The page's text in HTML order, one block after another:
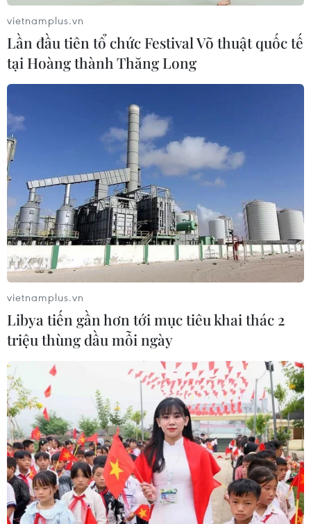
vietnamplus.vn
Lần đầu tiên tổ chức Festival Võ thuật quốc tế
tại Hoàng thành Thăng Long
vietnamplus.vn
Libya tiến gần hơn tới mục tiêu khai thác 2
triệu thùng dầu mỗi ngày